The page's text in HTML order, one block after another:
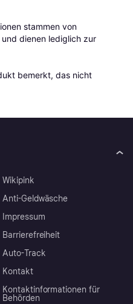
stammen von
dienen lediglich zur
bemerkt, das nicht
Wikipink
Anti-Geldwäsche
Impressum
Barrierefreiheit
Auto-Track
Kontakt
Kontaktinformationen für
Behörden